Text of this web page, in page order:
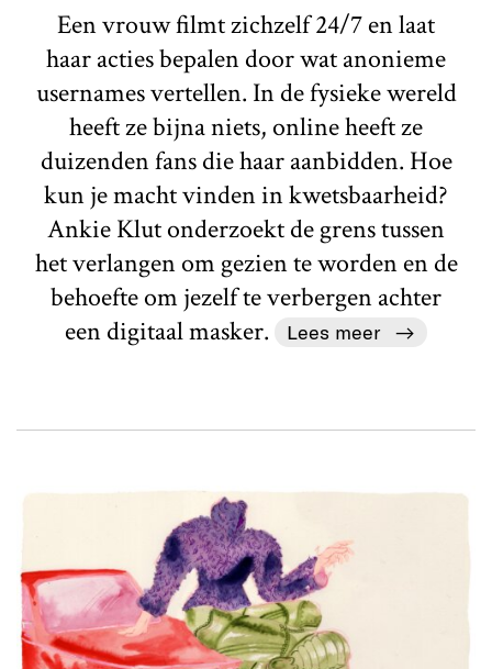
Een vrouw filmt zichzelf 24/7 en laat
haar acties bepalen door wat anonieme
usernames vertellen. In de fysieke wereld
heeft ze bijna niets, online heeft ze
duizenden fans die haar aanbidden. Hoe
kun je macht vinden in kwetsbaarheid?
Ankie Klut onderzoekt de grens tussen
het verlangen om gezien te worden en de
behoefte om jezelf te verbergen achter
een digitaal masker.
Lees meer